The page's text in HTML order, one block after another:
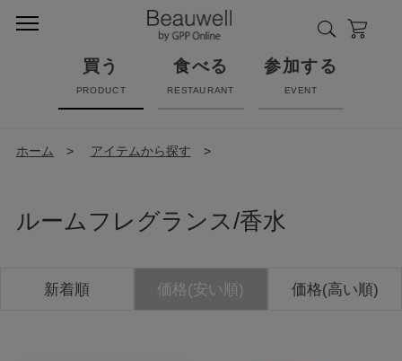
買う
PRODUCT
食べる
RESTAURANT
参加する
EVENT
ホーム > アイテムから探す >
ルームフレグランス/香水
新着順 価格(安い順) 価格(高い順)